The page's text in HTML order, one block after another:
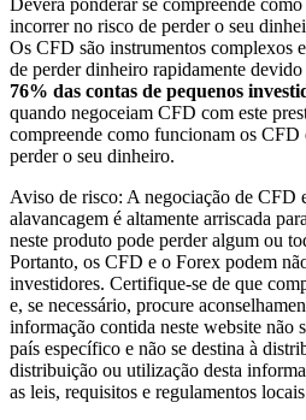
incorrer no risco de perder o seu
Os CFD são instrumentos complexos
de perder dinheiro rapidamente devido
76% das contas de pequenos
quando negoceiam CFD com este
compreende como funcionam os CFD
perder o seu dinheiro.
Aviso de risco: A negociação de CFD
alavancagem é altamente arriscada
neste produto pode perder algum ou
Portanto, os CFD e o Forex podem
investidores. Certifique-se de que
e, se necessário, procure
informação contida neste website não
país específico e não se destina à
distribuição ou utilização desta
as leis, requisitos e regulamentos